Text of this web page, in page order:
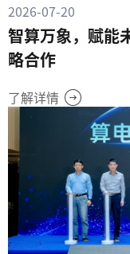
2026-07-20
智算万象，赋能
略合作
了解详情